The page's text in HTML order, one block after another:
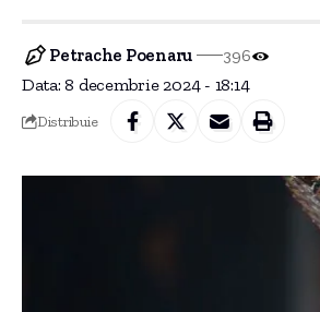
Data: 8 decembrie 2024 - 18:14
Petrache Poenaru 396
Distribuie